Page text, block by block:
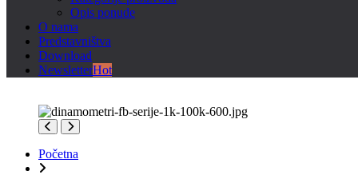
Opis ponude
O nama
Predstavništva
Download
NewsletterHot
Početna